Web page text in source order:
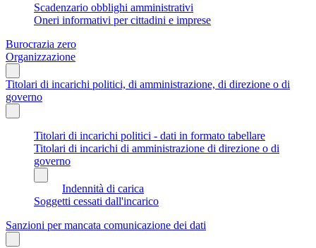
Scadenzario obblighi amministrativi
Oneri informativi per cittadini e imprese
Burocrazia zero
Organizzazione
Titolari di incarichi politici, di amministrazione, di direzione o di
governo
Titolari di incarichi politici - dati in formato tabellare
Titolari di incarichi di amministrazione di direzione o di
governo
Indennità di carica
Soggetti cessati dall'incarico
Sanzioni per mancata comunicazione dei dati